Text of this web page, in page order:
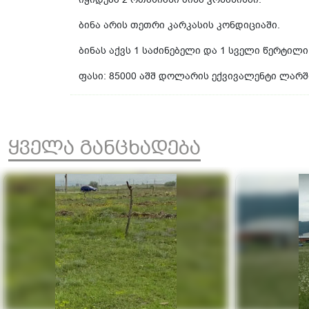
ბინა არის თეთრი კარკასის კონდიციაში.
ბინას აქვს 1 საძინებელი და 1 სველი
ფასი: 85000 აშშ დოლარის ექვივალენტი
ყველა განცხადება